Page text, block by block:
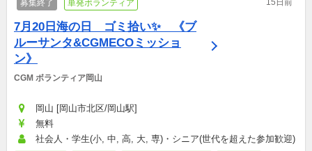
募集終了 単発ボランティア
7月20日海の日　ゴミ拾い✨　《ブ
ルーサンタ&CGMECOミッショ
ン》
CGM ボランティア岡山
岡山 [岡山市北区/岡山駅]
無料
社会人・学生(小, 中, 高, 大, 専)・シニア(世代を超えた参加歓迎)